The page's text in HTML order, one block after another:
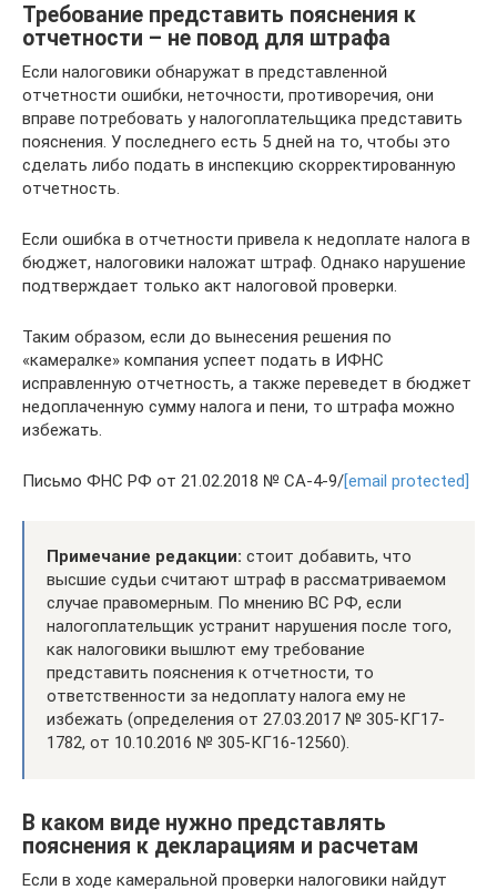
Требование представить пояснения к
отчетности – не повод для штрафа
Если налоговики обнаружат в представленной
отчетности ошибки, неточности, противоречия, они
вправе потребовать у налогоплательщика представить
пояснения. У последнего есть 5 дней на то, чтобы это
сделать либо подать в инспекцию скорректированную
отчетность.
Если ошибка в отчетности привела к недоплате налога в
бюджет, налоговики наложат штраф. Однако нарушение
подтверждает только акт налоговой проверки.
Таким образом, если до вынесения решения по
«камералке» компания успеет подать в ИФНС
исправленную отчетность, а также переведет в бюджет
недоплаченную сумму налога и пени, то штрафа можно
избежать.
Письмо ФНС РФ от 21.02.2018 № СА-4-9/[email protected]
Примечание редакции: стоит добавить, что
высшие судьи считают штраф в рассматриваемом
случае правомерным. По мнению ВС РФ, если
налогоплательщик устранит нарушения после того,
как налоговики вышлют ему требование
представить пояснения к отчетности, то
ответственности за недоплату налога ему не
избежать (определения от 27.03.2017 № 305-КГ17-
1782, от 10.10.2016 № 305-КГ16-12560).
В каком виде нужно представлять
пояснения к декларациям и расчетам
Если в ходе камеральной проверки налоговики найдут